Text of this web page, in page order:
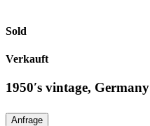
Sold
Verkauft
1950′s vintage, Germany
Anfrage